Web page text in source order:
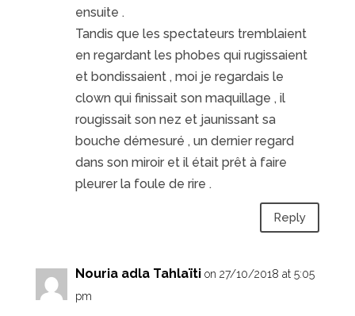
ensuite .
Tandis que les spectateurs tremblaient
en regardant les phobes qui rugissaient
et bondissaient , moi je regardais le
clown qui finissait son maquillage , il
rougissait son nez et jaunissant sa
bouche démesuré , un dernier regard
dans son miroir et il était prêt à faire
pleurer la foule de rire .
Reply
Nouria adla Tahlaïti on 27/10/2018 at 5:05
pm